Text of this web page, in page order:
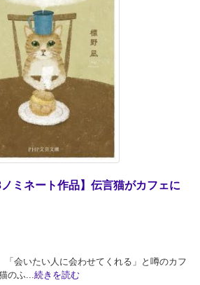
ノミネート作品】伝言猫がカフェに
「会いたい人に会わせてくれる」と噂のカフ
のふ... 続きを読む